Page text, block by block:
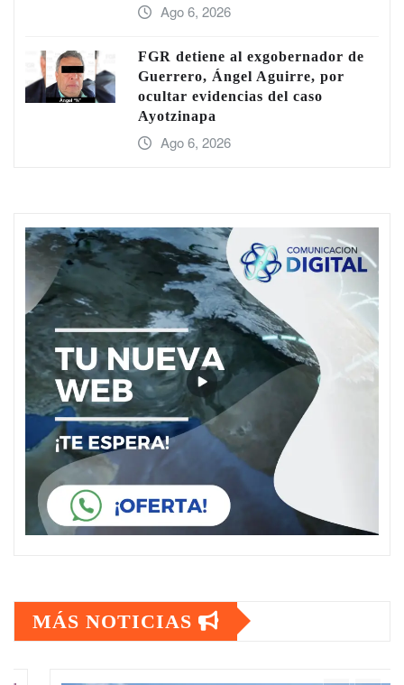
Ago 6, 2026
FGR detiene al exgobernador de
Guerrero, Ángel Aguirre, por
ocultar evidencias del caso
Ayotzinapa
Ago 6, 2026
MÁS NOTICIAS